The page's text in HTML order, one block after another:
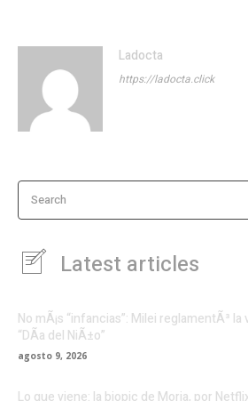
Ladocta
https://ladocta.click
Search
Latest articles
No mÃ¡s “infancias”: Milei reglamentÃ³ la
“DÃ­a del NiÃ±o”
agosto 9, 2026
Lo que viene: la biopic de Moria, por